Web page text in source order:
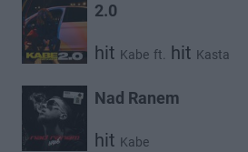
2.0
hit Kabe ft. hit Kasta
Nad Ranem
hit Kabe